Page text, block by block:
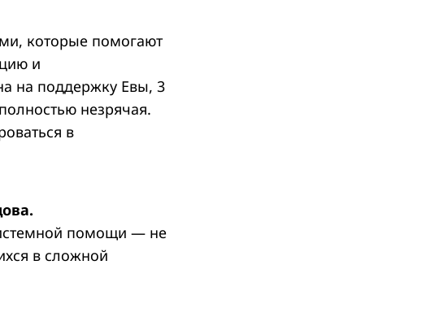
которые помогают
и
на поддержку Евы, 3
незрячая.
в
помощи — не
в сложной